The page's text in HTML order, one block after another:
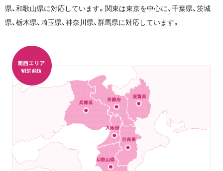
県、和歌山県に対応しています。関東は東京を中心に、千葉県、茨城
県、栃木県、埼玉県、神奈川県、群馬県に対応しています。